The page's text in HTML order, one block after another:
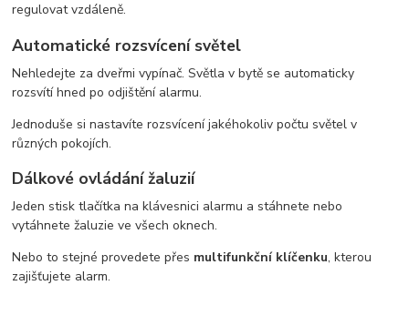
regulovat vzdáleně.
Automatické rozsvícení světel
Nehledejte za dveřmi vypínač. Světla v bytě se automaticky
rozsvítí hned po odjištění alarmu.
Jednoduše si nastavíte rozsvícení jakéhokoliv počtu světel v
různých pokojích.
Dálkové ovládání žaluzií
Jeden stisk tlačítka na klávesnici alarmu a stáhnete nebo
vytáhnete žaluzie ve všech oknech.
Nebo to stejné provedete přes multifunkční klíčenku, kterou
zajišťujete alarm.